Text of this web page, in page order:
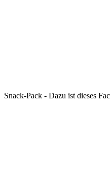
Snack-Pack - Dazu ist dieses